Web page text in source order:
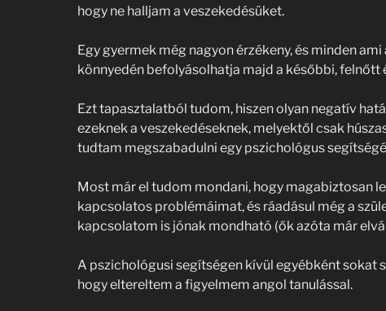
hogy ne halljam a veszekedésüket.
Egy gyermek még nagyon érzékeny, és minden
könnyedén befolyásolhatja majd a későbbi, felnőtt
Ezt tapasztalatból tudom, hiszen olyan negatív
ezeknek a veszekedéseknek, melyektől csak
tudtam megszabadulni egy pszichológus
Most már el tudom mondani, hogy magabiztosan
kapcsolatos problémáimat, és ráadásul még a
kapcsolatom is jónak mondható (ők azóta már
A pszichológusi segítségen kívül egyébként sokat
hogy eltereltem a figyelmem angol tanulással.